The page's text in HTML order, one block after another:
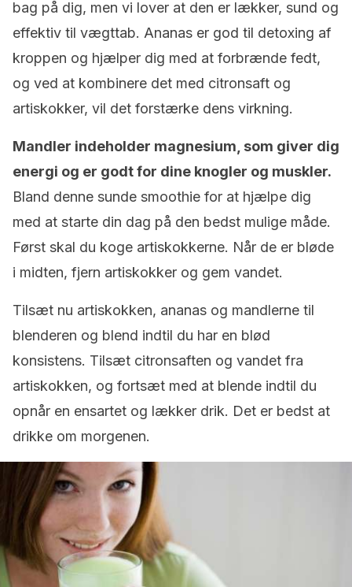
bag på dig, men vi lover at den er lækker, sund og
effektiv til vægttab. Ananas er god til detoxing af
kroppen og hjælper dig med at forbrænde fedt,
og ved at kombinere det med citronsaft og
artiskokker, vil det forstærke dens virkning.
Mandler indeholder magnesium, som giver dig
energi og er godt for dine knogler og muskler.
Bland denne sunde smoothie for at hjælpe dig
med at starte din dag på den bedst mulige måde.
Først skal du koge artiskokkerne. Når de er bløde
i midten, fjern artiskokker og gem vandet.
Tilsæt nu artiskokken, ananas og mandlerne til
blenderen og blend indtil du har en blød
konsistens. Tilsæt citronsaften og vandet fra
artiskokken, og fortsæt med at blende indtil du
opnår en ensartet og lækker drik. Det er bedst at
drikke om morgenen.